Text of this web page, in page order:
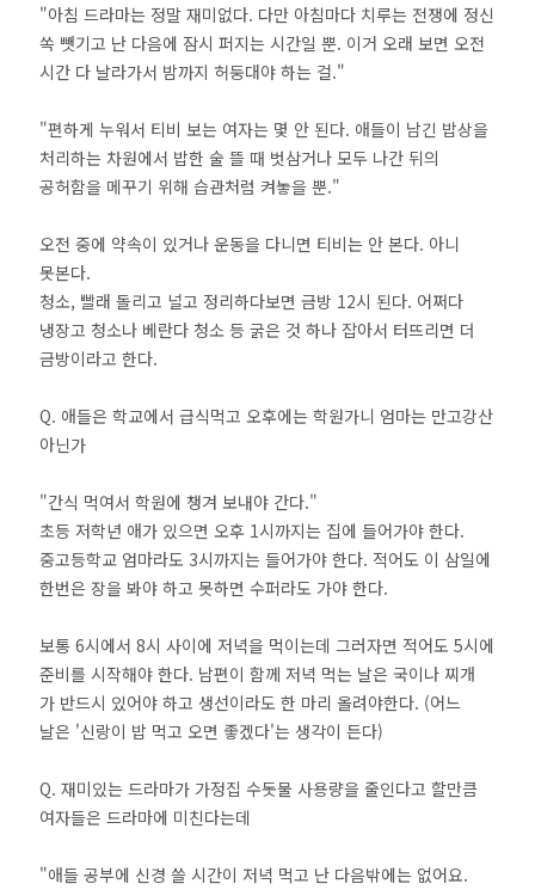
"아침 드라마는 정말 재미없다. 다만 아침마다 치루는 전쟁에 정신
쏙 뺏기고 난 다음에 잠시 퍼지는 시간일 뿐. 이거 오래 보면 오전
시간 다 날라가서 밤까지 허둥대야 하는 걸."
"편하게 누워서 티비 보는 여자는 몇 안 된다. 애들이 남긴 밥상을
처리하는 차원에서 밥한 술 뜰 때 벗삼거나 모두 나간 뒤의
공허함을 메꾸기 위해 습관처럼 켜놓을 뿐."
오전 중에 약속이 있거나 운동을 다니면 티비는 안 본다. 아니
못본다.
청소, 빨래 돌리고 널고 정리하다보면 금방 12시 된다. 어쩌다
냉장고 청소나 베란다 청소 등 굵은 것 하나 잡아서 터뜨리면 더
금방이라고 한다.
Q. 애들은 학교에서 급식먹고 오후에는 학원가니 엄마는 만고강산
아닌가
"간식 먹여서 학원에 챙겨 보내야 간다."
초등 저학년 애가 있으면 오후 1시까지는 집에 들어가야 한다.
중고등학교 엄마라도 3시까지는 들어가야 한다. 적어도 이 삼일에
한번은 장을 봐야 하고 못하면 수퍼라도 가야 한다.
보통 6시에서 8시 사이에 저녁을 먹이는데 그러자면 적어도 5시에
준비를 시작해야 한다. 남편이 함께 저녁 먹는 날은 국이나 찌개
가 반드시 있어야 하고 생선이라도 한 마리 올려야한다. (어느
날은 '신랑이 밥 먹고 오면 좋겠다'는 생각이 든다)
Q. 재미있는 드라마가 가정집 수돗물 사용량을 줄인다고 할만큼
여자들은 드라마에 미친다는데
"애들 공부에 신경 쓸 시간이 저녁 먹고 난 다음밖에는 없어요.